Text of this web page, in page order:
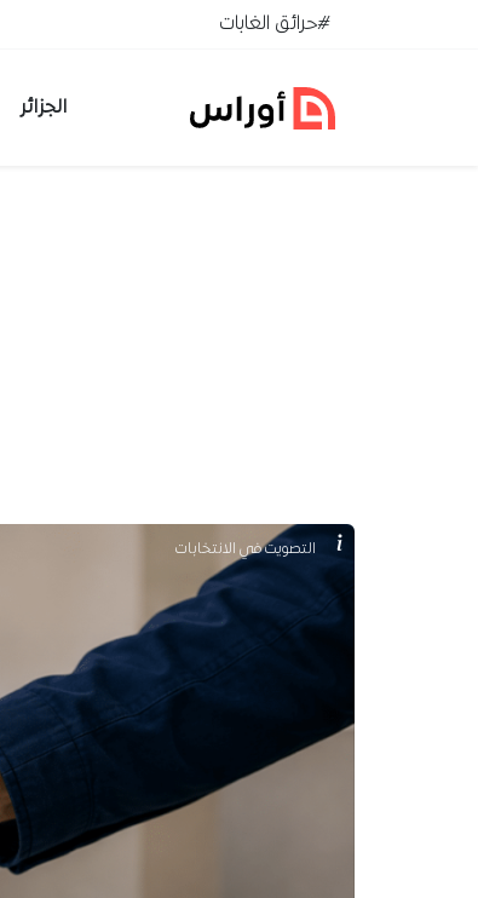
تخطي إلى المحتوى#حرائق الغابات
الجزائر
التصويت في الانتخابات